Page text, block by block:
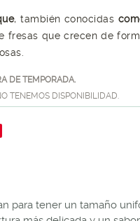
, también conocidas
fresas que crecen de
DE TEMPORADA.
TENEMOS DISPONIBILIDAD.
para tener un tamaño